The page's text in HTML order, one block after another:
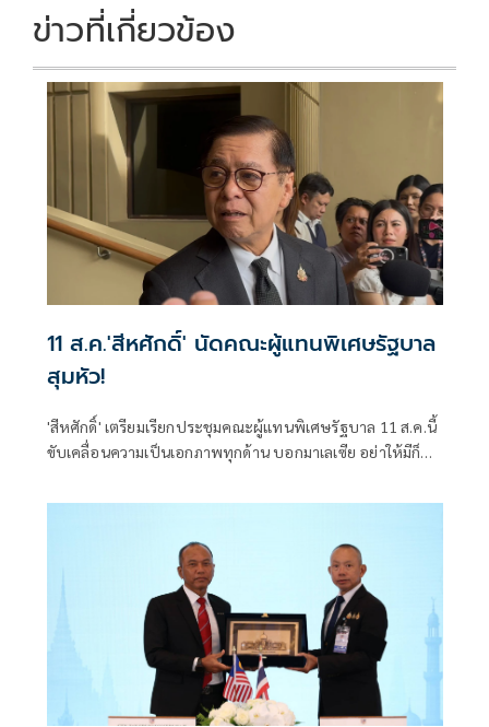
ข่าวที่เกี่ยวข้อง
11 ส.ค.'สีหศักดิ์' นัดคณะผู้แทน​พิเศษรัฐบาล
สุมหัว!
'สีหศักดิ์'​ เตรียมเรียกประชุมคณะผู้แทน​พิเศษรัฐบาล​ 11 ส.ค.นี้​
ขับเคลื่อนความเป็นเอกภาพทุกด้าน​ บอก​มาเลเซีย​ อย่าให้มีก็